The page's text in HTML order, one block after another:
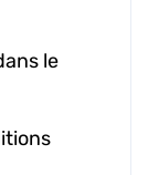
le